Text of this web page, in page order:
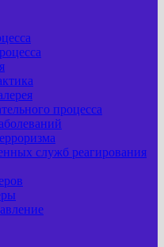
процесса
служб реагирования